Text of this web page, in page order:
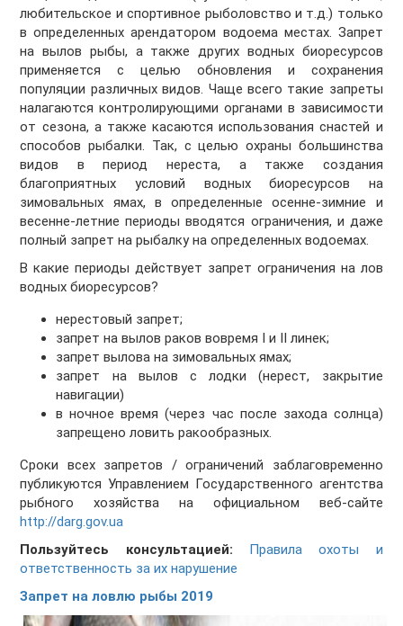
любительское и спортивное рыболовство и т.д.) только
в определенных арендатором водоема местах. Запрет
на вылов рыбы, а также других водных биоресурсов
применяется с целью обновления и сохранения
популяции различных видов. Чаще всего такие запреты
налагаются контролирующими органами в зависимости
от сезона, а также касаются использования снастей и
способов рыбалки. Так, с целью охраны большинства
видов в период нереста, а также создания
благоприятных условий водных биоресурсов на
зимовальных ямах, в определенные осенне-зимние и
весенне-летние периоды вводятся ограничения, и даже
полный запрет на рыбалку на определенных водоемах.
В какие периоды действует запрет ограничения на лов
водных биоресурсов?
нерестовый запрет;
запрет на вылов раков вовремя I и II линек;
запрет вылова на зимовальных ямах;
запрет на вылов с лодки (нерест, закрытие
навигации)
в ночное время (через час после захода солнца)
запрещено ловить ракообразных.
Сроки всех запретов / ограничений заблаговременно
публикуются Управлением Государственного агентства
рыбного хозяйства на официальном веб-сайте
http://darg.gov.ua
Пользуйтесь консультацией:
Правила охоты и
ответственность за их нарушение
Запрет на ловлю рыбы 2019